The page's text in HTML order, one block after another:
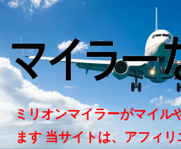
ミリオンマイラーがマイル
ます 当サイトは、アフィ